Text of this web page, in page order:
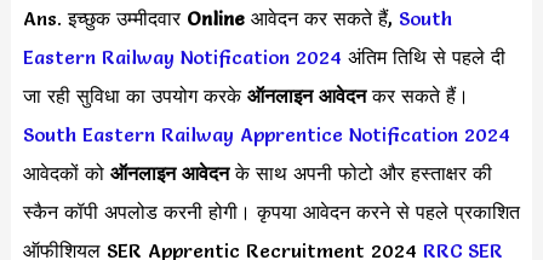
Ans. इच्छुक उम्मीदवार Online आवेदन कर सकते हैं, South
Eastern Railway Notification 2024 अंतिम तिथि से पहले दी
जा रही सुविधा का उपयोग करके ऑनलाइन आवेदनकर सकते हैं।
South Eastern Railway Apprentice Notification 2024
आवेदकों को ऑनलाइन आवेदनके साथ अपनी फोटो और हस्ताक्षर की
स्कैन कॉपी अपलोड करनी होगी। कृपया आवेदन करने से पहले प्रकाशित
ऑफीशियल SER Apprentic Recruitment 2024 RRC SER